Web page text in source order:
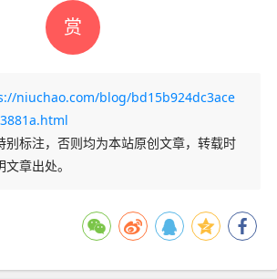
赏
niuchao.com/blog/bd15b924dc3ace
别标注，否则均为本站原创文章，转载时
章出处。